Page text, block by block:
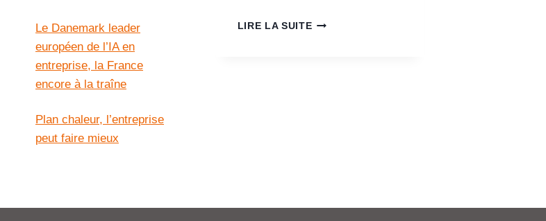
LIRE LA SUITE
Le Danemark leader
européen de l’IA en
entreprise, la France
encore à la traîne
Plan chaleur, l’entreprise
peut faire mieux